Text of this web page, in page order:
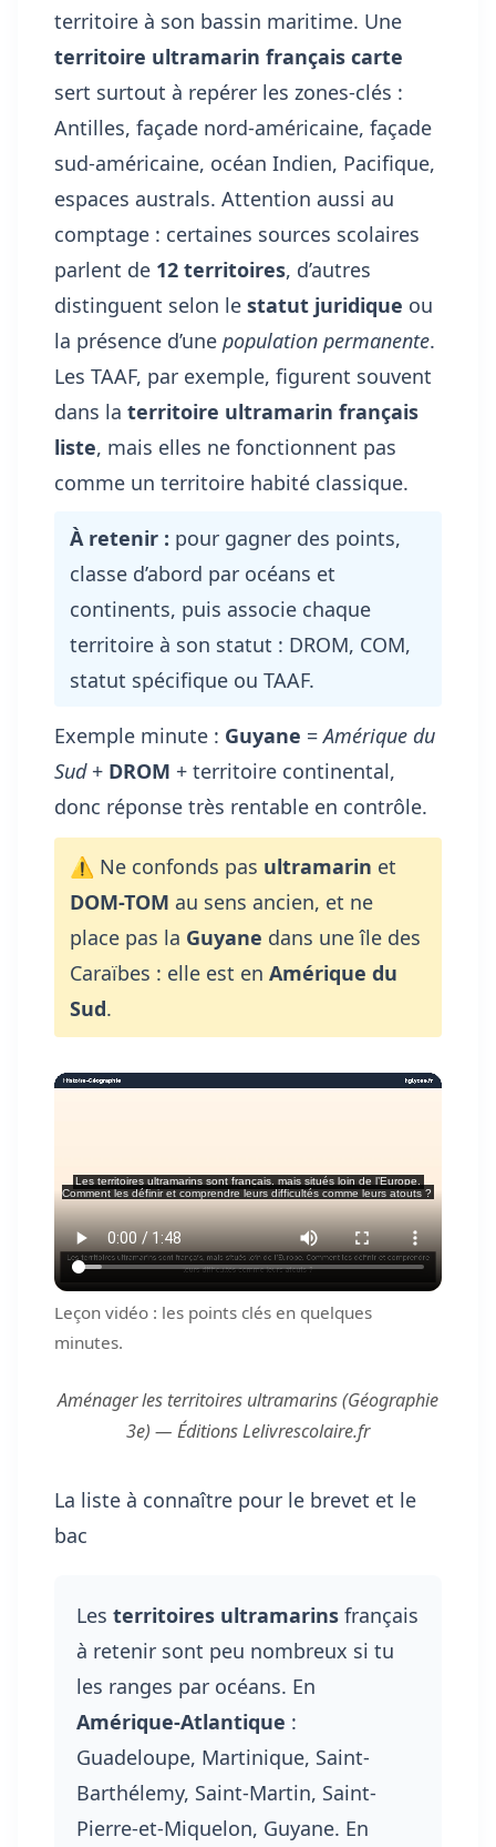
territoire à son bassin maritime. Une
territoire ultramarin français carte
sert surtout à repérer les zones-clés :
Antilles, façade nord-américaine, façade
sud-américaine, océan Indien, Pacifique,
espaces australs. Attention aussi au
comptage : certaines sources scolaires
parlent de 12 territoires, d’autres
distinguent selon le statut juridique ou
la présence d’une population permanente.
Les TAAF, par exemple, figurent souvent
dans la territoire ultramarin français
liste, mais elles ne fonctionnent pas
comme un territoire habité classique.
À retenir : pour gagner des points,
classe d’abord par océans et
continents, puis associe chaque
territoire à son statut : DROM, COM,
statut spécifique ou TAAF.
Exemple minute : Guyane =Amérique du
Sud+ DROM + territoire continental,
donc réponse très rentable en contrôle.
⚠️ Ne confonds pas ultramarin et
DOM-TOM au sens ancien, et ne
place pas la Guyane dans une île des
Caraïbes : elle est en Amérique du
Sud.
Leçon vidéo : les points clés en quelques
minutes.
Aménager les territoires ultramarins (Géographie
3e) — Éditions Lelivrescolaire.fr
La liste à connaître pour le brevet et le
bac
Les territoires ultramarins français
à retenir sont peu nombreux si tu
les ranges par océans. En
Amérique-Atlantique :
Guadeloupe, Martinique, Saint-
Barthélemy, Saint-Martin, Saint-
Pierre-et-Miquelon, Guyane. En